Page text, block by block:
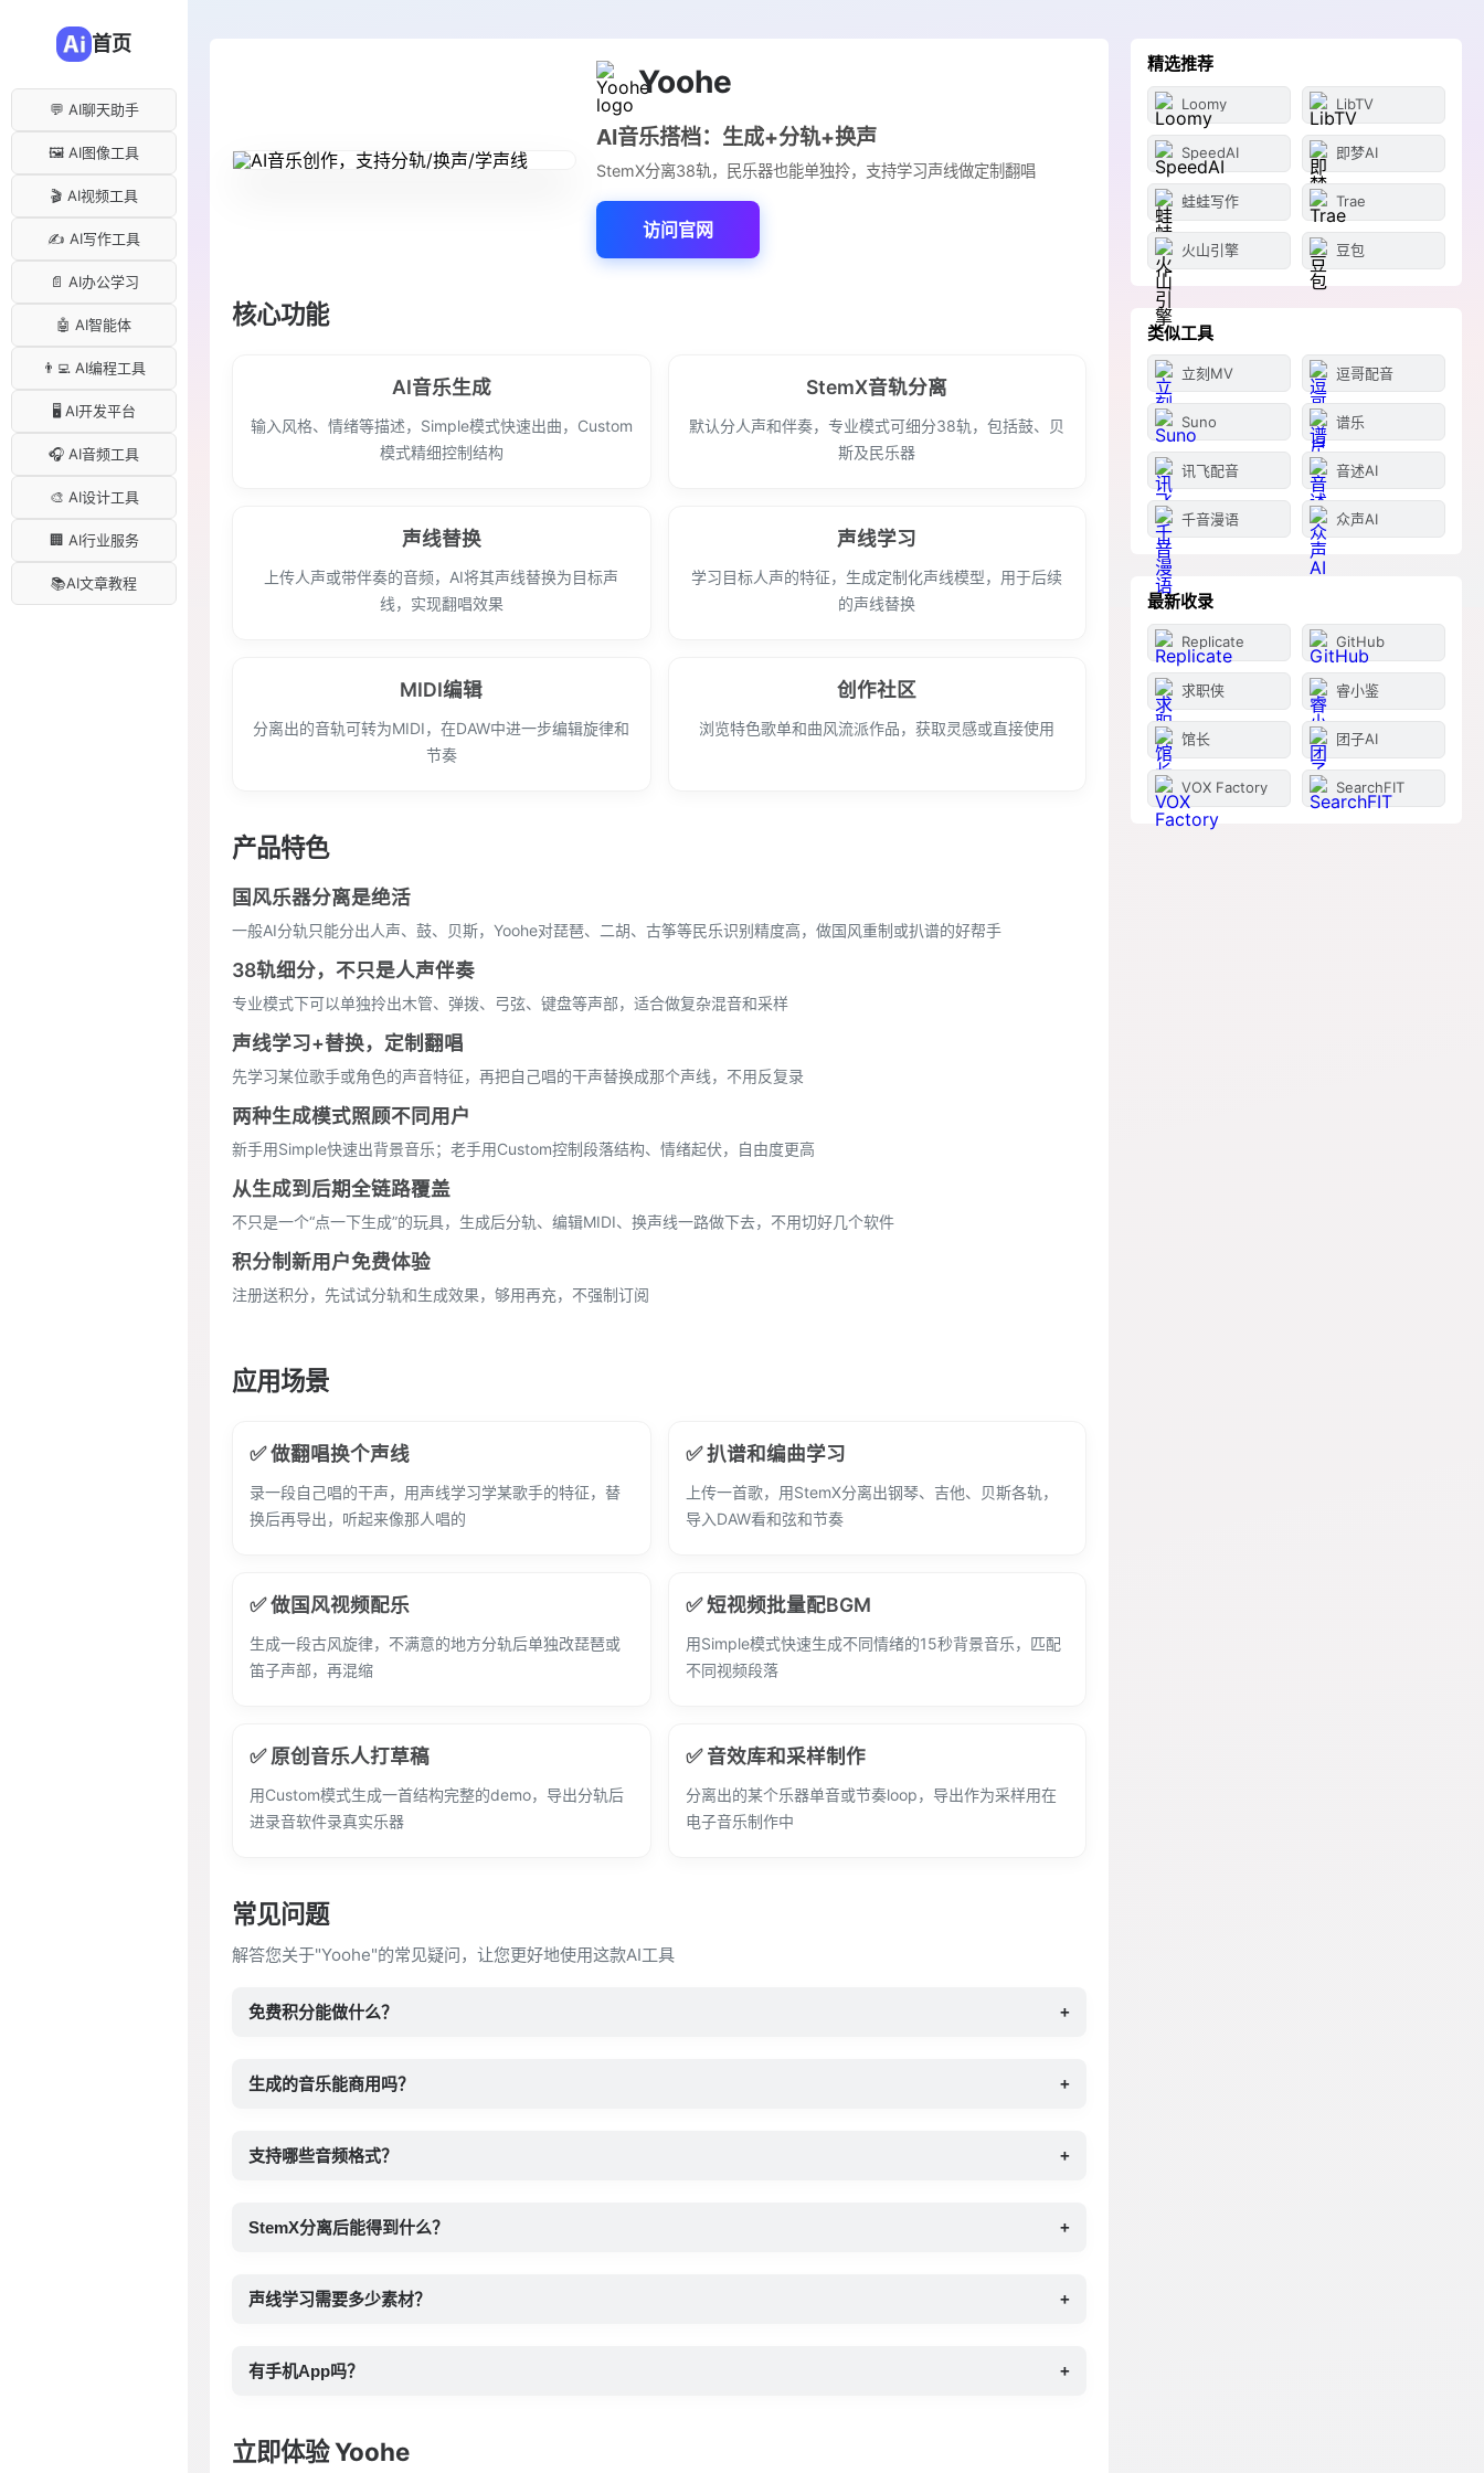
首页
💬 AI聊天助手
🖼️ AI图像工具
🎬 AI视频工具
✍️ AI写作工具
📄 AI办公学习
🤖 AI智能体
👨‍💻 AI编程工具
🖥️ AI开发平台
🎧 AI音频工具
🎨 AI设计工具
🏢 AI行业服务
📚AI文章教程
Yoohe
AI音乐搭档：生成+分轨+换声
StemX分离38轨，民乐器也能单独拎，支持学习声线做定制翻唱
访问官网
核心功能
AI音乐生成
输入风格、情绪等描述，Simple模式快速出曲，Custom
模式精细控制结构
StemX音轨分离
默认分人声和伴奏，专业模式可细分38轨，包括鼓、贝
斯及民乐器
声线替换
上传人声或带伴奏的音频，AI将其声线替换为目标声
线，实现翻唱效果
声线学习
学习目标人声的特征，生成定制化声线模型，用于后续
的声线替换
MIDI编辑
分离出的音轨可转为MIDI，在DAW中进一步编辑旋律和
节奏
创作社区
浏览特色歌单和曲风流派作品，获取灵感或直接使用
产品特色
国风乐器分离是绝活
一般AI分轨只能分出人声、鼓、贝斯，Yoohe对琵琶、二胡、古筝等民乐识别精度高，做国风重制或扒谱的好帮手
38轨细分，不只是人声伴奏
专业模式下可以单独拎出木管、弹拨、弓弦、键盘等声部，适合做复杂混音和采样
声线学习+替换，定制翻唱
先学习某位歌手或角色的声音特征，再把自己唱的干声替换成那个声线，不用反复录
两种生成模式照顾不同用户
新手用Simple快速出背景音乐；老手用Custom控制段落结构、情绪起伏，自由度更高
从生成到后期全链路覆盖
不只是一个“点一下生成”的玩具，生成后分轨、编辑MIDI、换声线一路做下去，不用切好几个软件
积分制新用户免费体验
注册送积分，先试试分轨和生成效果，够用再充，不强制订阅
应用场景
✅ 做翻唱换个声线
录一段自己唱的干声，用声线学习学某歌手的特征，替
换后再导出，听起来像那人唱的
✅ 扒谱和编曲学习
上传一首歌，用StemX分离出钢琴、吉他、贝斯各轨，
导入DAW看和弦和节奏
✅ 做国风视频配乐
生成一段古风旋律，不满意的地方分轨后单独改琵琶或
笛子声部，再混缩
✅ 短视频批量配BGM
用Simple模式快速生成不同情绪的15秒背景音乐，匹配
不同视频段落
✅ 原创音乐人打草稿
用Custom模式生成一首结构完整的demo，导出分轨后
进录音软件录真实乐器
✅ 音效库和采样制作
分离出的某个乐器单音或节奏loop，导出作为采样用在
电子音乐制作中
常见问题
解答您关于"Yoohe"的常见疑问，让您更好地使用这款AI工具
免费积分能做什么？ +
生成的音乐能商用吗？ +
支持哪些音频格式？ +
StemX分离后能得到什么？ +
声线学习需要多少素材？ +
有手机App吗？ +
立即体验 Yoohe
精选推荐
Loomy LibTV
SpeedAI 即梦AI
蛙蛙写作 Trae
火山引擎 豆包
类似工具
立刻MV 逗哥配音
Suno 谱乐
讯飞配音 音述AI
千音漫语 众声AI
最新收录
Replicate GitHub
求职侠 睿小鉴
馆长 团子AI
VOX Factory SearchFIT